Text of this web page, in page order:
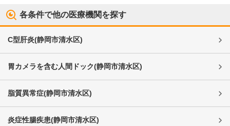
各条件で他の医療機関を探す
C型肝炎(静岡市清水区)
胃カメラを含む人間ドック(静岡市清水区)
脂質異常症(静岡市清水区)
炎症性腸疾患(静岡市清水区)